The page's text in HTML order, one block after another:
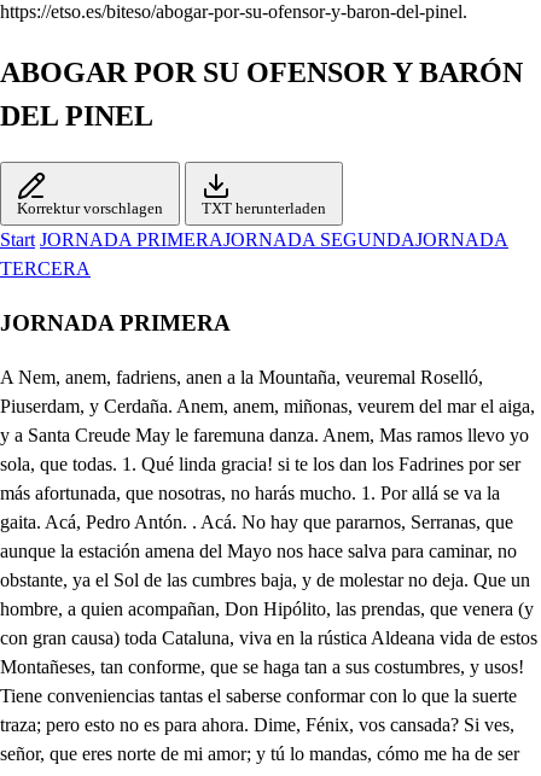
https://etso.es/biteso/abogar-por-su-ofensor-y-baron-del-pinel.
ABOGAR POR SU OFENSOR Y BARÓN
DEL PINEL
Korrektur vorschlagen TXT herunterladen
Start JORNADA PRIMERAJORNADA SEGUNDAJORNADA
TERCERA
JORNADA PRIMERA
A Nem, anem, fadriens, anen a la Mountaña, veuremal Roselló, Piuserdam, y Cerdaña. Anem, anem, miñonas, veurem del mar el aiga, y a Santa Creude May le faremuna danza. Anem, Mas ramos llevo yo sola, que todas. 1. Qué linda gracia! si te los dan los Fadrines por ser más afortunada, que nosotras, no harás mucho. 1. Por allá se va la gaita. Acá, Pedro Antón. . Acá. No hay que pararnos, Serranas, que aunque la estación amena del Mayo nos hace salva para caminar, no obstante, ya el Sol de las cumbres baja, y de molestar no deja. Que un hombre, a quien acompañan, Don Hipólito, las prendas, que venera (y con gran causa) toda Cataluna, viva en la rústica Aldeana vida de estos Montañeses, tan conforme, que se haga tan a sus costumbres, y usos! Tiene conveniencias tantas el saberse conformar con lo que la suerte traza; pero esto no es para ahora. Dime, Fénix, vos cansada? Si ves, señor, que eres norte de mi amor; y tú lo mandas, cómo me ha de ser fatiga? Ay, hija! ay, prenda del alma! . solamente en tu virtud tengo mis glorias, fundadas! Violante? . Tio, y señor? También a poner bizarra la Cruz de flores, y hierbas, traes tan hermosa abundancia? Vos acabáis de decir, que es conveniencia el que haya de conformar con la suerte quien otro medio no alcanza. Es cierto. . Pues aunque sea, o contenta, o disgustada, debo hacer yo lo que todas. 1. Su merced, que andemos manda, dando mucha prisa, y es el primero que se atasca. Decís bien; vamos, Violante: ni aún disimula lo extraña, que está entresesta rustiquez; pero en estando casada Fénix, pues no puede ser de Alejandro la tardanza mucha, yendo a Barcelona volverá a gozar la patria, y pondré distante a Fénix de tantas necias instancias, como el Barón del Pinel (cuya necedad cansada iguala a su ilustre sangre me hace, aspirando a lograrla por esposa, desde el día que la vio: vamos, Zagalas. Digo, y a la devoción de la Cruz, que a festejarla en ssu día, nos condude, que cantemos embaraza? Por qué motivo? En el campo es todo lícito, Holalla. Pues vaya de baile, y diga segunda vez la algazara: Anem, anem, fadriens, anem a la Mountaña, veurem al Roselló, Piuserdam, y Cerdaña. Anempanem, fadriens, Pues que de perro de muestra, Nidales viene en demanda de la codorniz que adoro, mientras cuando a tierra caiga, estotro apiola el conejo, vaya él usmeando la caza. A estar vivos estos dos, pudieran llevar carlancas, porque son como dos perros. Señor. . Ay Moro en campaña? No señor; mas como Usia, que atishe alonje me manda, he uisto:- . Qué es lo que has visto? Una novedad bien rara. Qué cosa? . Que hacia la Ermita, que está a la lengua del agua del Mar, se encámina Fénix, y cuantos con ella marchan: Jesús! ya han entrado en ella. Lleve el demonio su alma, pues si a ella de hecho venían, adónde quería que entraran? Es, que con tanto misterio como Useñoria gasta, no lo juzgué, pues creía::- Qué? . Que era gente non santa. Qué es non santa, calandrajo del ropón de Doña Urraca, que hasta en la intención se le entran las arrugas de la facha? Qué es non santa? una mujer, que para reverenciarla le sobra tanto, y tan cuanto; que él tanto le hace ser tanta. No sabe (mas que le arranco la pelambre de las barbas) que en aquesta Baronia, que es solar de estas Montañas, y donde nací, señor, como quien no dice nada, de la torre del Pinel, desde que esa hermosa causa suavísimamente dulce de mis pasiones amargas ha llegado, es su virtud tan terrible por su fama, que hasta a mí, que nací yo, y con la alta circunstancia de ser Barón del Pinel, me me tiene hecho una Beata, con ánimo, y con deseo (bien lo sabe Dios, y calla) de adquirirla por esposa, aunque entre las dos distancias de subir ella a mi sangre, o bajar yo a su prosapia, resbale mi altura, y quede mi opinión descalabrada? Pues cómo tiene osadía de decir de ella una infamia, y en latín cómo conjuro? Piensa que está espiritada como el que tiene en el cuerpo? Qué es lo que tiene? . Una sarta de Demonios a caballo con malicias por corazas. Válgame Santa Lucia! Bien puede volverse a casa. Señor. . Abese de ahí, o truequen él, y Mindaña empleos. . Trueca bórricos, ya se ha dicho veces varias, pero no trueca conejos. Sírvame con las espaldas, pues con los ojos no sabe, mientras él se despestaña, viendo cuando de la Ermita sale Fénix: qué me hayan espantado de su vista del padre las amenazas! Ah, quien por verla estuviera en la Ermita, aunque entonara el fuelle al organo! pero harto sopla quien exhala en cada suspiro todo A un Saludador. eñaz Indomito bruto, la violencia, en que engolfada tu cólera, el mar del viento precipitado naufragas. Señor, detente, que no hay asentaderas humanas, que aguanten para alcanzarte el trasiego de esta faca. Qué es aquello? . Disparado va aquel caballo. . Desgracia fiera! hacia el despeñadero de aquellos riscos arranca, sin poderle sujetar el que va en él. . Una bala traigo echada en la escopeta; y pues sé tirar con maña, yo le haré parar. Jesús! Tendiole. . El Cielo me valga. No solo te vale el Cielo, dichoso hombre, mas te ampara cuanto hay de tejas abajo en la tierra de importancia, que es un hombre como yo. Hay, amo de mis entrañas! adiós, narices. . Teneos: qué es esto? . Aí es una chanza: un brazo medio partido, una pierna deslocada, y una nariz, que fue roma, y ya es Cordoba la llana. No hagáis caso de ese loco criado mío, y de la hidalga acción vuestra: recibid, señor, las debidas gracias; A̱ pues a no ser por el diestro rayo, que el incendio apaga de aquel bruto, ya la vida, que es vuestra, pues se restaura por vos, me hubiera dejado si es que deja lo que cansa a vuestros pies. . Hal, Nidales, este hombre de vos me trata, como no sabe quien soy: para enmendar su ignorancia, al descuido con cuidado la señoria me encaja para poder responderle, porque no encuentro palabra sin cólera con el vos. Harase a la deshilada, Caballero, la escopeta, como prevenida estaba, y soy diestro, al ver el bruto, qué corriendo:: no despachas? . Me manda algo Useñoria? Qué he de mandarle, fantasma? Cómo tiene atrevimiento, cuando ve que su amo habla, a interrumpirle? . Señor, Usta perdone tanta simpleza, pues Usiria:: Ah Tabardillo. . Terciana, qué me quieres? . Has notado de este hombre la extravagancia? No sé yo de qué tápices estas figuras se arrancan, que amo, y criados parecen mascarones de antigualla. Si yo a Usiria le puedo deber que se temple: . Basta, ahora vamos bien, ahora sí, que como allá os contaba, no solo en el libertaros del riesgo, es interesada mi atención; pero mi pecho, mi corazón, y mi casa, y toda mi baronia, sin la menor repugnancia os ofrezco, solo al precio de saber (oh cuanto gana quien a un Señoría el trato ni le gruñe, ni le masca! a qué venís a esta tierra, por inculta, y retirada, poco cursada de gente de fuste, ni de substancia, y quien sois por la caída, que por la estofa no es mala. Brevemente satisfecho quedaréis, si equivocadas dichas, y desdichas mías no se oponen al contarlas. Es Alejandro Pinos mi nombre, a Letras Sagradas (mi inclinación; bien que atentos (mis padres, a otras humanas conveniencias me obligaron a que la senda tomara de la jurisprudencia, carrera noble, aunque larga; es mi Patria Barcelona, donde entre mi ilustre Casa, y la familia de Entenzas, hubo, y hay tan heredadas enemistades, que aún duran los humos, si no las llamas; a concluir un tratado. a que obedecer me manda mi padre de un casamiento y con la más perfecta Dama, que Barcelona ha tenido; y vive aquí retirada; bien que yo no la conozco, me ordena venga a estas playas del mar, ruda babilonia de montes, que en él se engastan, por su gusto, y sin el mío vine a obedecer forzada mi inclinación; ved ahora si pude decir con causa, que de dichas, y desdichas el informe se enlazaba de mi vida, y si el acaso, que azaroso me amenaza es despreciable, juntando riesgo, amor, fuerza, y venganza. Unienlo a esas cuatro cosas nariz, brazo, pierna, y anca, que para el vivir me sobran, pues para el uso me faltan. Calla, necio. . Cómo no me dolieran, yo callara. Qué bien dijo aquel discreto que no sé como se llama, que dos simples componían de dos tedios una salsa! no creáis, que lo hallé en libro sin autoridad, ni traza; que es en la segunda parte de las Guerras de Gravada. Vos venís triste a cazaros, cuando a mí el placer me danza; porque mi propinqua boda, si no se bulle, se anda; y aunque esa Dama sea hermosa, me perdone, que tomara los desperdicios de esotra para cortar una gala: yo no la he visto, mas creo, que siendo Minerva, o Palas, será así, así; mas la mía puede ser así, y asada. Yo os lo creo (el hombre es necio) . Ahora le ves esa falta? Siendo esto de esta manera, podéis hacer miscelanía de vuestras penas, y mis alegrías; porque tanta afición os he cobrado, que os doy desde hoy la palabra de no apartarme de vos. Es agasajo, o es maza? Por si os pudiere servir con mi authoridad, mi espada, y mi hacienda (Jesus mío!) si os tomo amor, es tan rara mi ansia, que no me hallaré sin móleros las entrañas. Yo os agradezco el favor. Pues en fe de esa alianza, dadme los pies. . Para qué? Para echarlos una calza con mi boca. . Si es de cuero, bien va: mas cómo se llama? Yo? Tabardillo, y quisiera, que mi nombre se os pegara según mi agradecimiento. Vaya a agradecer a Jauja, Tabardillo. . Eso es a ratos, que a horas de comer soy Sarna. Ah Mindaña. . Señor. Fénix debe de estar arrobada, que no sale. . Cómo es fiesta de tanta inspección, es larga. Ya informado, la licencia me habéis de dar. A la Playa. A el Risco. A la Ermita, herido Ya el Jabalí: guarda, guarda la fiera. . Gurda la fiera. Ama aña el Risceo. . Aio Ay de mi infeliz! . Adónd caminas precipitada? ̱. Que, espera. . Huid, Serranos Qué es lo que escuchan mis ansias! Un Jabalí hacia la Ermita, y en ella el dueño del alma! sin mí estoy! Mindaña, presto; Nidales, dame la espada, la escopeta, ese puñal, ese garrote, esa daga, la pólvora, el cuchillón. Para qué es esa tardanza, si yo a vuestro lado: . Estoy desde los pies a la barba, de pura furia temblando: ha fiera! qué desdic